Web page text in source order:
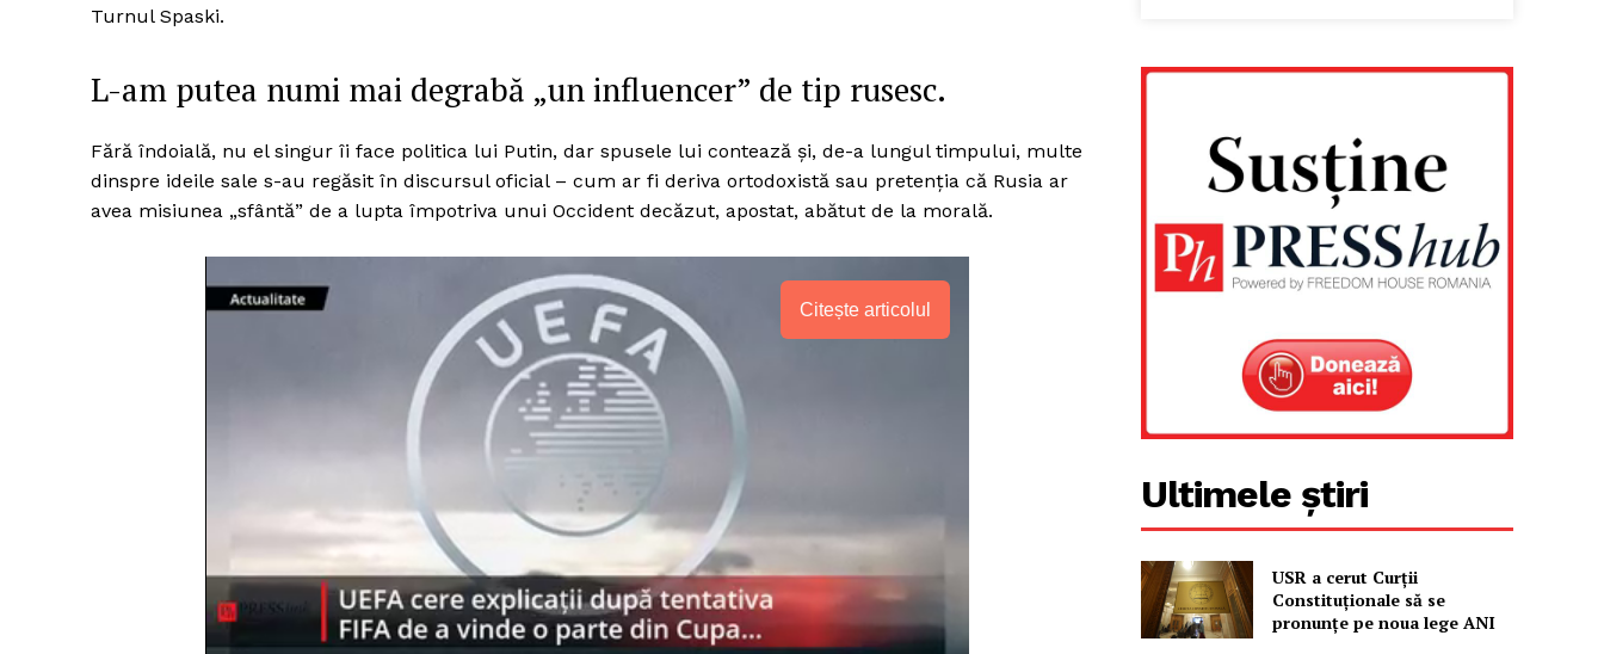
PRESShub
Turnul Spaski.
L-am putea numi mai degrabă „un influencer” de tip rusesc.
Fără îndoială, nu el singur îi face politica lui Putin, dar spusele lui contează și, de-a lungul timpului, multe
dinspre ideile sale s-au regăsit în discursul oficial – cum ar fi deriva ortodoxistă sau pretenția că Rusia ar
avea misiunea „sfântă” de a lupta împotriva unui Occident decăzut, apostat, abătut de la morală.
Citește articolul
Ultimele știri
USR a cerut Curții
Constituționale să se
pronunțe pe noua lege ANI